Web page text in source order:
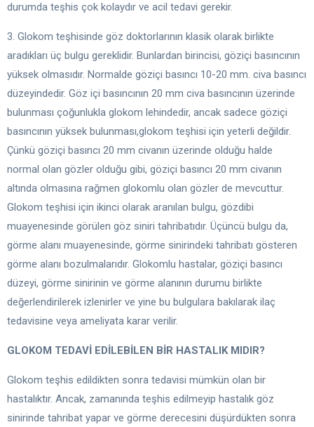
durumda teşhis çok kolaydır ve acil tedavi gerekir.
3. Glokom teşhisinde göz doktorlarının klasik olarak birlikte
aradıkları üç bulgu gereklidir. Bunlardan birincisi, göziçi basıncının
yüksek olmasıdır. Normalde göziçi basıncı 10-20 mm. civa basıncı
düzeyindedir. Göz içi basıncının 20 mm civa basıncının üzerinde
bulunması çoğunlukla glokom lehindedir, ancak sadece göziçi
basıncının yüksek bulunması,glokom teşhisi için yeterli değildir.
Çünkü göziçi basıncı 20 mm civanın üzerinde olduğu halde
normal olan gözler olduğu gibi, göziçi basıncı 20 mm civanın
altında olmasına rağmen glokomlu olan gözler de mevcuttur.
Glokom teşhisi için ikinci olarak aranılan bulgu, gözdibi
muayenesinde görülen göz siniri tahribatıdır. Üçüncü bulgu da,
görme alanı muayenesinde, görme sinirindeki tahribatı gösteren
görme alanı bozulmalarıdır. Glokomlu hastalar, göziçi basıncı
düzeyi, görme sinirinin ve görme alanının durumu birlikte
değerlendirilerek izlenirler ve yine bu bulgulara bakılarak ilaç
tedavisine veya ameliyata karar verilir.
GLOKOM TEDAVİ EDİLEBİLEN BİR HASTALIK MIDIR?
Glokom teşhis edildikten sonra tedavisi mümkün olan bir
hastalıktır. Ancak, zamanında teşhis edilmeyip hastalık göz
sinirinde tahribat yapar ve görme derecesini düşürdükten sonra